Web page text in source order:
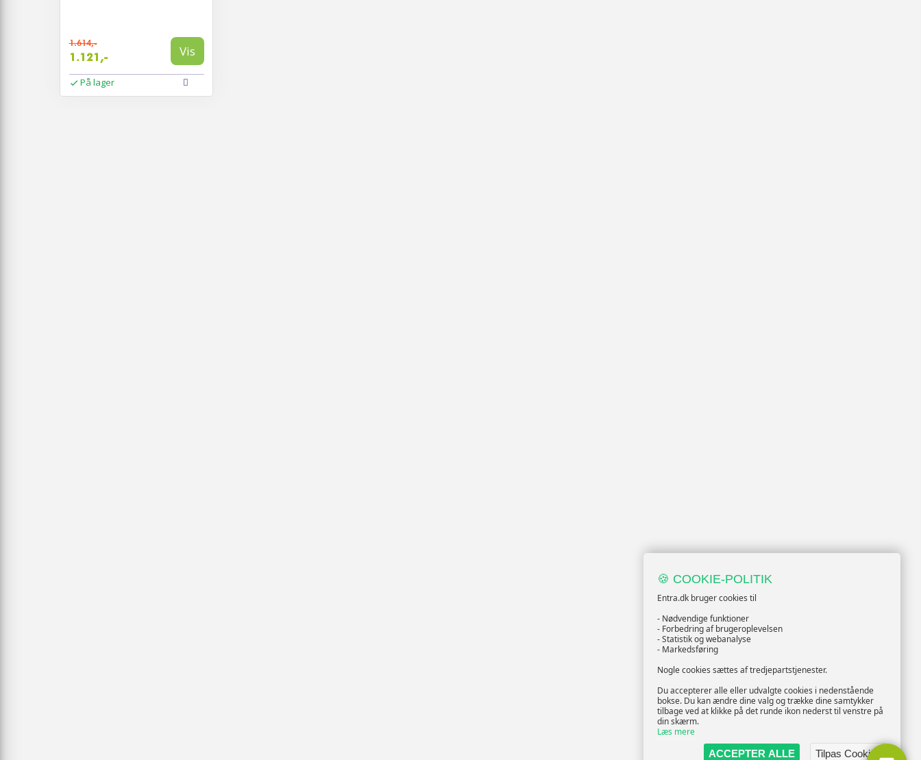
1.614,-
1.121,- Vis
På lager
🍪 COOKIE-POLITIK
Entra.dk bruger cookies til
- Nødvendige funktioner
- Forbedring af brugeroplevelsen
- Statistik og webanalyse
- Markedsføring
Nogle cookies sættes af tredjepartstjenester.
Du accepterer alle eller udvalgte cookies i nedenstående
bokse. Du kan ændre dine valg og trække dine samtykker
tilbage ved at klikke på det runde ikon nederst til venstre på
din skærm.
Læs mere
ACCEPTER ALLE
Tilpas Cookies